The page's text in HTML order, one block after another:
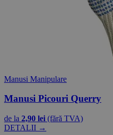
Manusi Manipulare
Manusi Picouri Querry
de la 2,90 lei (fără TVA)
DETALII →